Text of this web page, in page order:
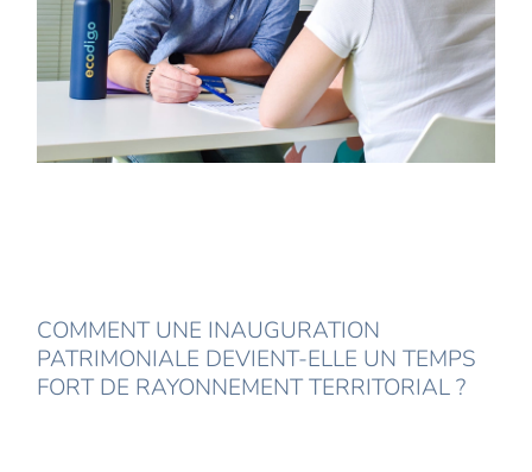
COMMENT UNE INAUGURATION
PATRIMONIALE DEVIENT-ELLE UN TEMPS
FORT DE RAYONNEMENT TERRITORIAL ?